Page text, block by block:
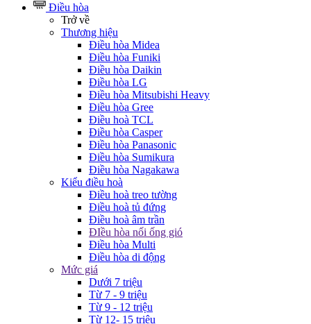
Điều hòa
Trở về
Thương hiệu
Điều hòa Midea
Điều hòa Funiki
Điều hòa Daikin
Điều hòa LG
Điều hòa Mitsubishi Heavy
Điều hòa Gree
Điều hoà TCL
Điều hòa Casper
Điều hòa Panasonic
Điều hòa Sumikura
Điều hòa Nagakawa
Kiểu điều hoà
Điều hoà treo tường
Điều hoà tủ đứng
Điều hoà âm trần
ĐIều hòa nối ống gió
Điều hòa Multi
Điều hòa di động
Mức giá
Dưới 7 triệu
Từ 7 - 9 triệu
Từ 9 - 12 triệu
Từ 12- 15 triệu